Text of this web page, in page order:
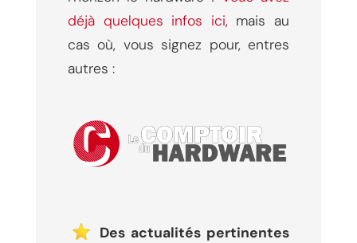
déjà quelques infos ici, mais au
cas où, vous signez pour, entres
autres :
Des actualités pertinentes